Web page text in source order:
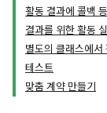
활동 결과에 콜백
결과를 위한 활동
별도의 클래스에서
테스트
맞춤 계약 만들기